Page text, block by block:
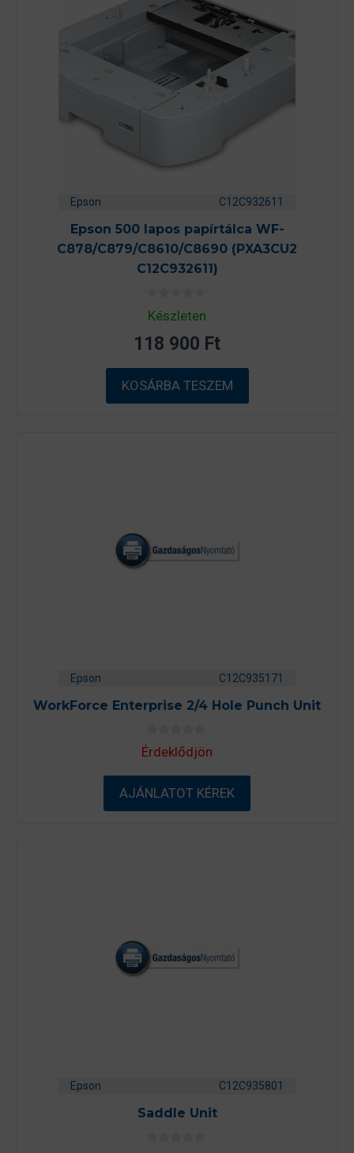
Epson C12C932611
Epson 500 lapos papírtálca WF-
C878/C879/C8610/C8690 (PXA3CU2
C12C932611)
0
a
5
-
l
Készleten
118 900 Ft
KOSÁRBA TESZEM
Epson C12C935171
WorkForce Enterprise 2/4 Hole Punch Unit
0
a
5
-
b
ő
Érdeklődjön
AJÁNLATOT KÉREK
Epson C12C935801
Saddle Unit